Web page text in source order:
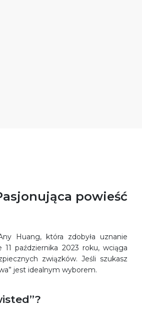
powieść
Huang, która zdobyła uznanie
października 2023 roku, wciąga
związków. Jeśli szukasz
jest idealnym wyborem.